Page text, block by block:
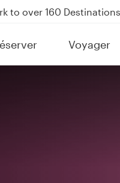
Power Banks
to Bahrain
to over 160 Destinations
Voyager